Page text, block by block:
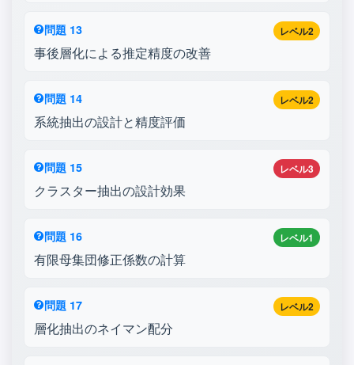
レベル2
問題 13
事後層化による推定精度の改善
レベル2
問題 14
系統抽出の設計と精度評価
レベル3
問題 15
クラスター抽出の設計効果
レベル1
問題 16
有限母集団修正係数の計算
レベル2
問題 17
層化抽出のネイマン配分